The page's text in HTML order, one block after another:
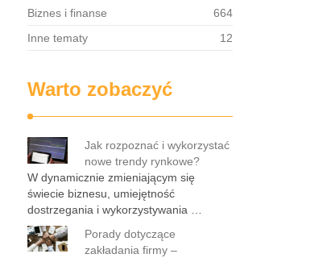
Biznes i finanse
664
Inne tematy
12
Warto zobaczyć
Jak rozpoznać i wykorzystać
nowe trendy rynkowe?
W dynamicznie zmieniającym się
świecie biznesu, umiejętność
dostrzegania i wykorzystywania …
Porady dotyczące
zakładania firmy –